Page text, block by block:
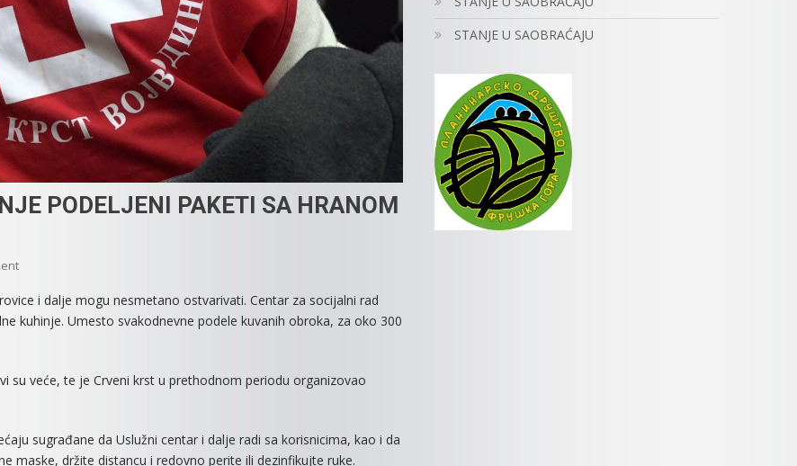
PODELJENI PAKETI SA HRANOM
On
KORISNIKE
NARODNE
PAKETI
i dalje mogu nesmetano ostvarivati. Centar za socijalni rad
kuhinje. Umesto svakodnevne podele kuvanih obroka, za oko 300
su veće, te je Crveni krst u prethodnom periodu organizovao
sugrađane da Uslužni centar i dalje radi sa korisnicima, kao i da
maske, držite distancu i redovno perite ili dezinfikujte ruke.
STANJE U SAOBRAĆAJU